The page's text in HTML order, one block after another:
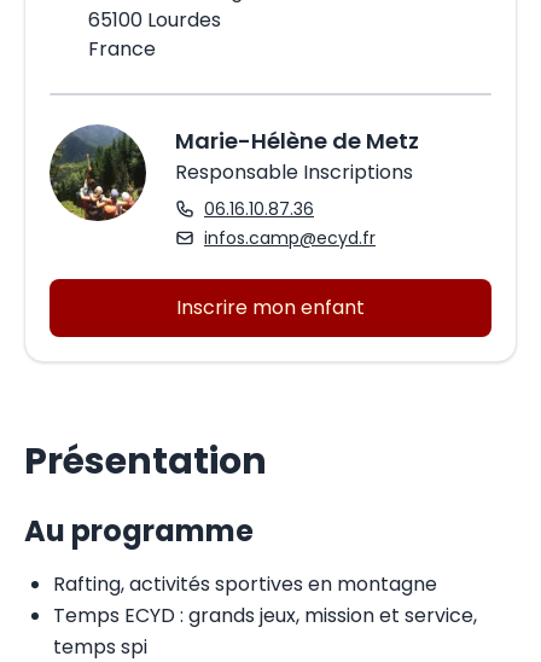
65100 Lourdes
France
Marie-Hélène de Metz
Responsable Inscriptions
06.16.10.87.36
infos.camp@ecyd.fr
Inscrire mon enfant
Présentation
Au programme
Rafting, activités sportives en montagne
Temps ECYD : grands jeux, mission et service,
temps spi